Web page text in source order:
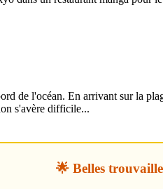
de l'océan. En arrivant sur la
s'avère difficile...
🌟 Belles